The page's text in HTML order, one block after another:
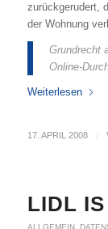
zurückgerudert,
der Wohnung
Grundrecht
Online-
Weiterlesen
17. APRIL 2008 /
LIDL